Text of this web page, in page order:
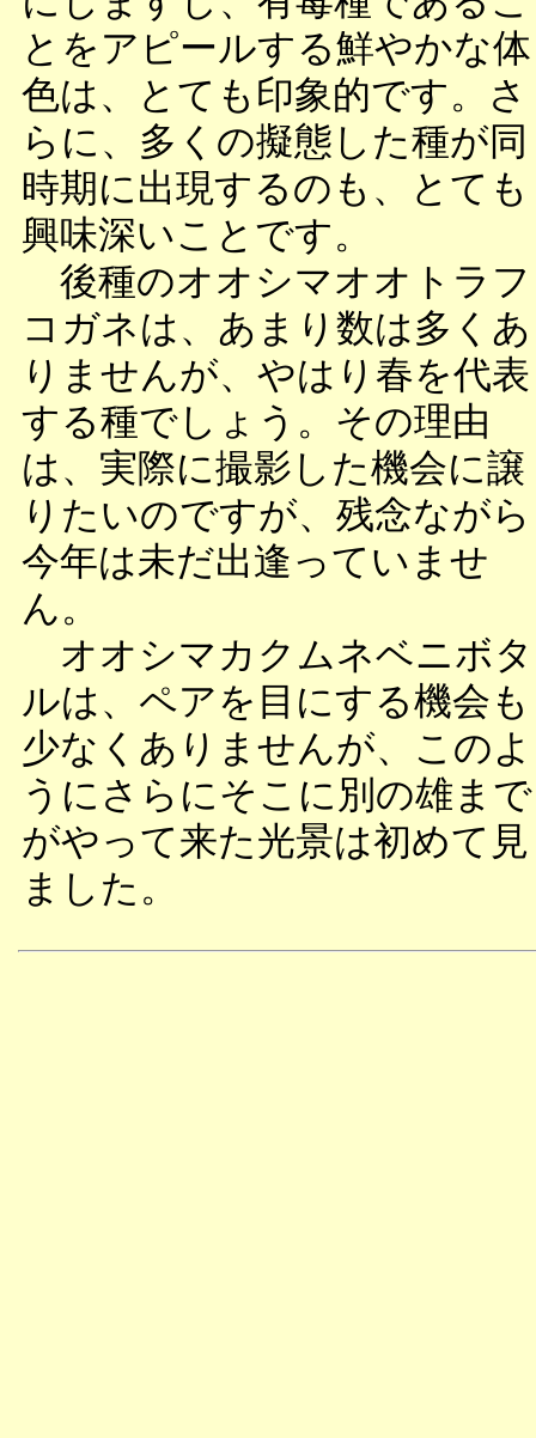
とをアピールする鮮やかな体
色は、とても印象的です。さ
らに、多くの擬態した種が同
時期に出現するのも、とても
興味深いことです。
後種のオオシマオオトラフ
コガネは、あまり数は多くあ
りませんが、やはり春を代表
する種でしょう。その理由
は、実際に撮影した機会に譲
りたいのですが、残念ながら
今年は未だ出逢っていませ
ん。
オオシマカクムネベニボタ
ルは、ペアを目にする機会も
少なくありませんが、このよ
うにさらにそこに別の雄まで
がやって来た光景は初めて見
ました。